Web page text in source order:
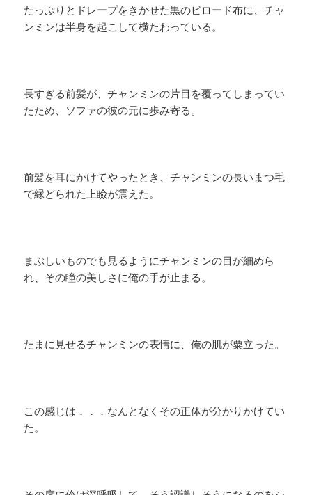
たっぷりとドレープをきかせた黒のビロード布に、チャ
ンミンは半身を起こして横たわっている。
長すぎる前髪が、チャンミンの片目を覆ってしまってい
たため、ソファの彼の元に歩み寄る。
前髪を耳にかけてやったとき、チャンミンの長いまつ毛
で縁どられた上瞼が震えた。
まぶしいものでも見るようにチャンミンの目が細めら
れ、その瞳の美しさに俺の手が止まる。
たまに見せるチャンミンの表情に、俺の肌が粟立った。
この感じは．．．なんとなくその正体が分かりかけてい
た。